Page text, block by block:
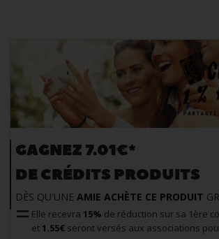
GAGNEZ 7.01€*
DE CRÉDITS PRODUITS
DÈS QU'UNE AMIE ACHÈTE CE PRODUIT
Elle recevra 15% de réduction sur sa 1ère
et 1.55€ seront versés aux associations